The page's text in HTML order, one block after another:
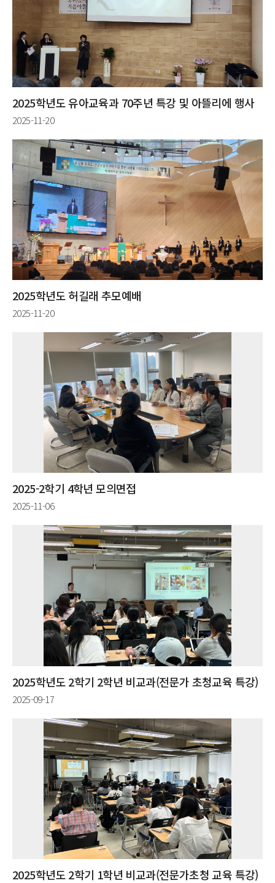
2025학년도 유아교육과 70주년 특강 및 아뜰리에 행사
2025-11-20
2025학년도 허길래 추모예배
2025-11-20
2025-2학기 4학년 모의면접
2025-11-06
2025학년도 2학기 2학년 비교과(전문가 초청교육 특강)
2025-09-17
2025학년도 2학기 1학년 비교과(전문가초청 교육 특강)